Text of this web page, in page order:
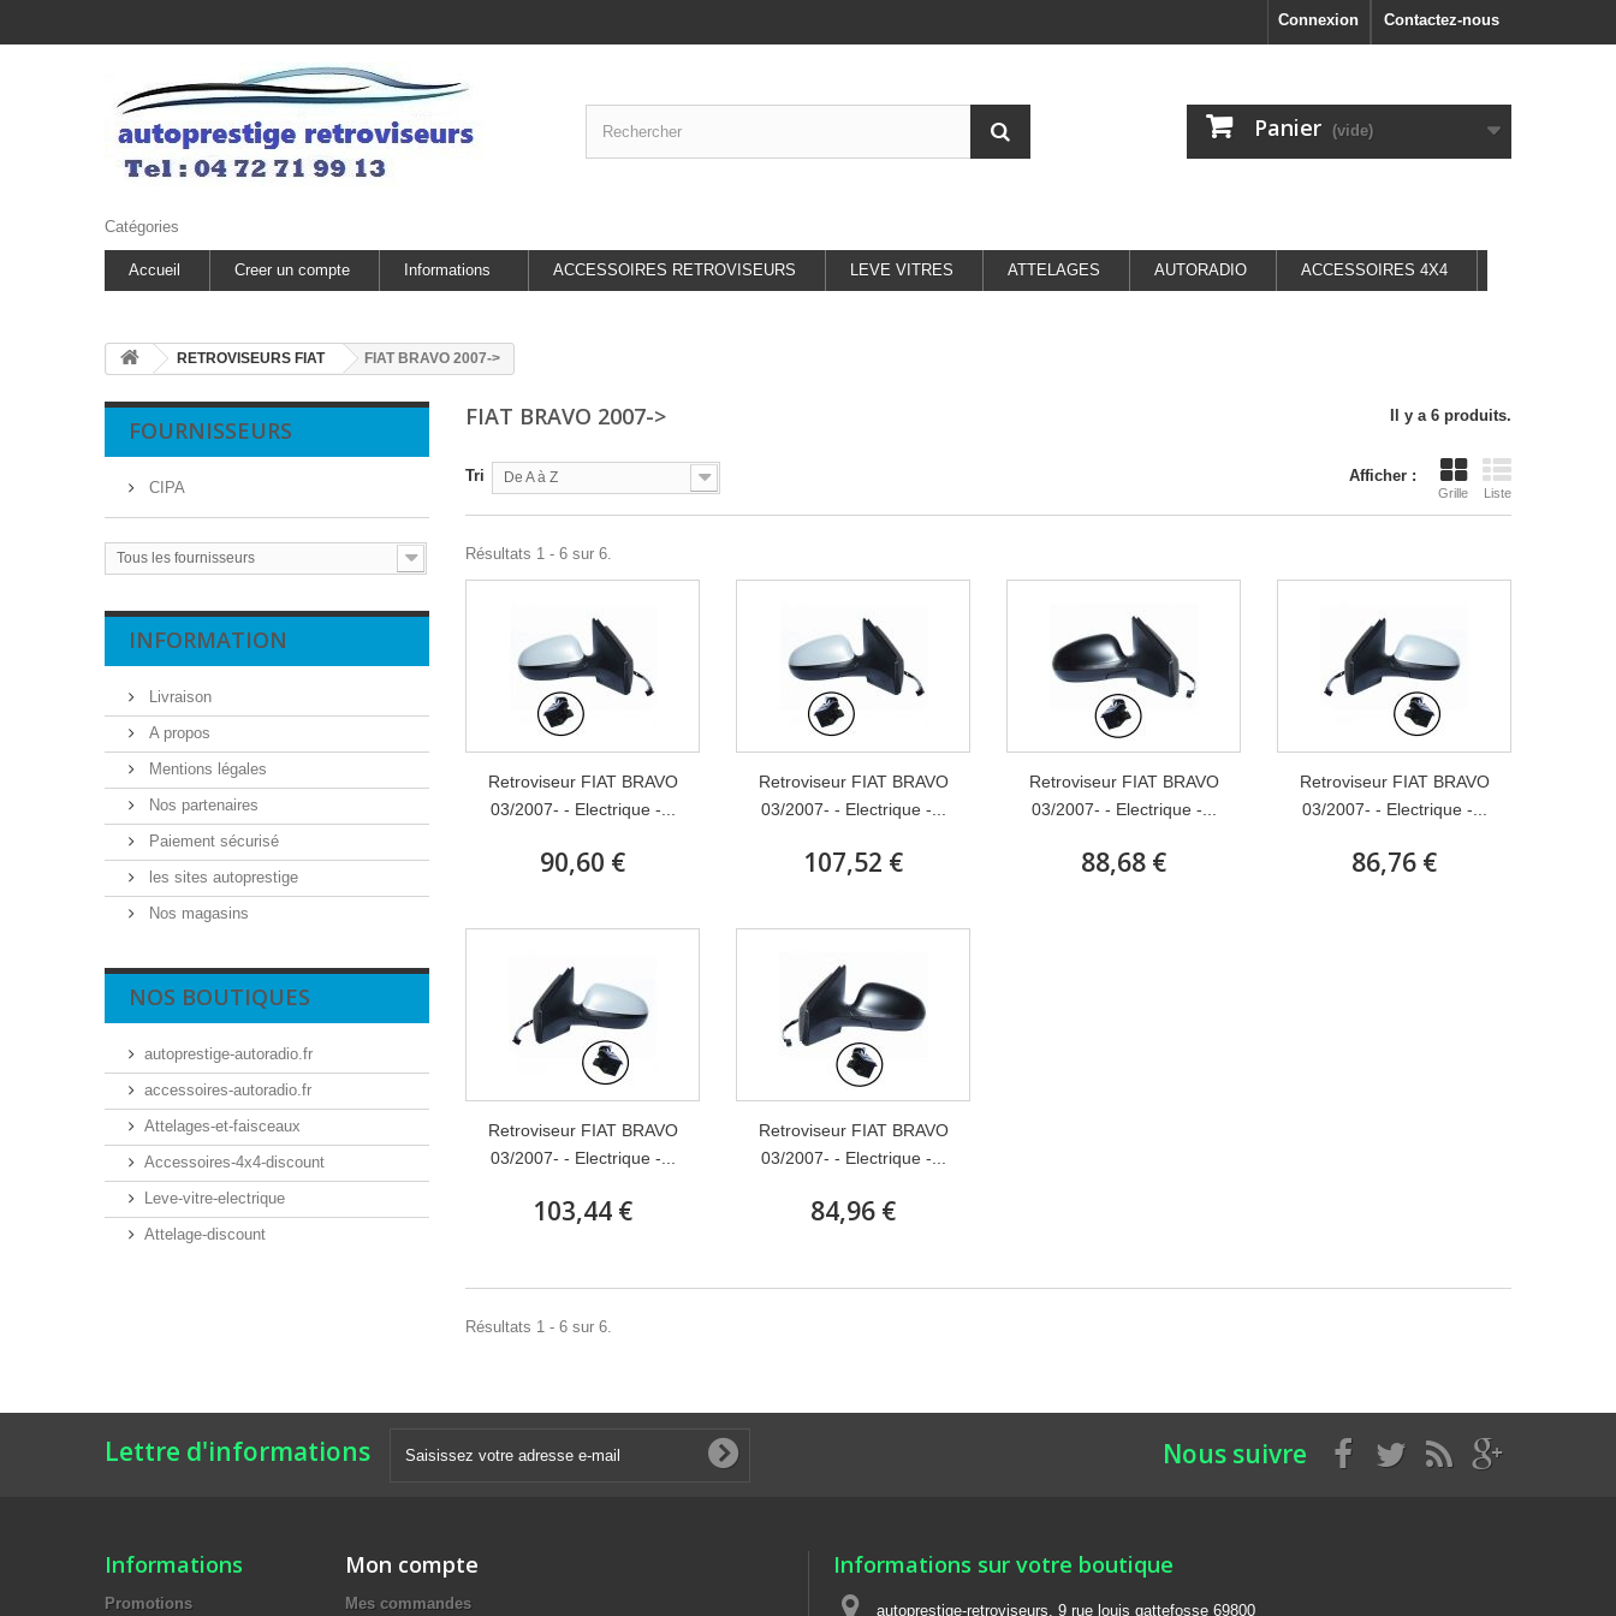
Contactez-nous
Connexion
Panier (vide)
Catégories
Accueil Creer un compte Informations ACCESSOIRES RETROVISEURS LEVE VITRES ATTELAGES AUTORADIO ACCESSOIRES 4X4
RETROVISEURS FIAT FIAT BRAVO 2007->
FOURNISSEURS
CIPA
Tous les fournisseurs
INFORMATION
Livraison
A propos
Mentions légales
Nos partenaires
Paiement sécurisé
les sites autoprestige
Nos magasins
NOS BOUTIQUES
autoprestige-autoradio.fr
accessoires-autoradio.fr
Attelages-et-faisceaux
Accessoires-4x4-discount
Leve-vitre-electrique
Attelage-discount
FIAT BRAVO 2007-> Il y a 6 produits.
Afficher :
Grille Liste
Tri De A à Z
Résultats 1 - 6 sur 6.
Retroviseur FIAT BRAVO
03/2007- - Electrique -...
90,60 €
Retroviseur FIAT BRAVO
03/2007- - Electrique -...
107,52 €
Retroviseur FIAT BRAVO
03/2007- - Electrique -...
88,68 €
Retroviseur FIAT BRAVO
03/2007- - Electrique -...
86,76 €
Retroviseur FIAT BRAVO
03/2007- - Electrique -...
103,44 €
Retroviseur FIAT BRAVO
03/2007- - Electrique -...
84,96 €
Résultats 1 - 6 sur 6.
Lettre d'informations Nous suivre
Informations
Promotions
Mon compte
Mes commandes
Informations sur votre boutique
autoprestige-retroviseurs, 9 rue louis gattefosse 69800